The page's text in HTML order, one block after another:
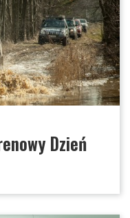
Dzień